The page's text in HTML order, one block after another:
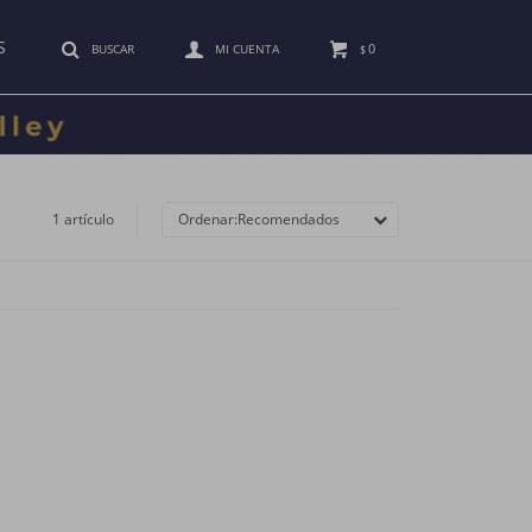
$0
1 artículo Recomendados